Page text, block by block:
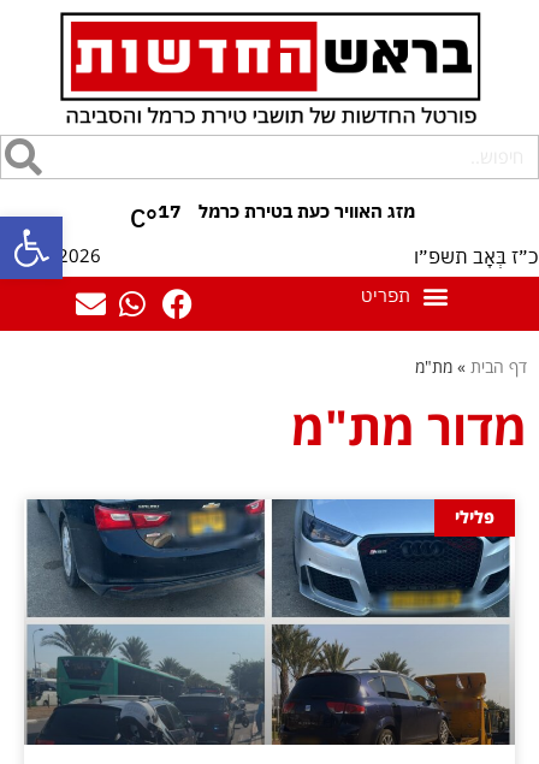
פתח 17
°C
כ״ז בְּאָב תשפ״ו 10/08/2026
דף הבית » מת"מ
מדור מת"מ
פלילי